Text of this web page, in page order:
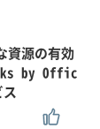
資源の有効
by Offic